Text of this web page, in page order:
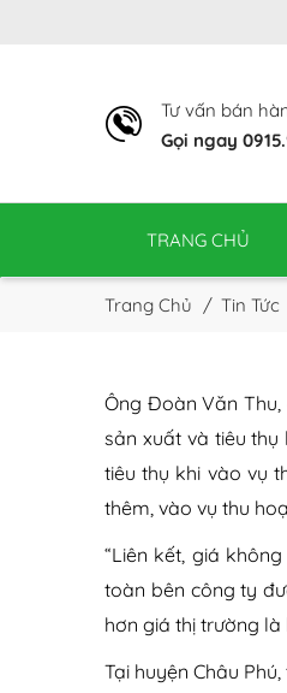
Tư vấn bán
Gọi ngay
TRANG CHỦ
Trang Chủ Tin Tức
Ông Đoàn Văn Thu,
sản xuất và tiêu
tiêu thụ khi vào vụ
thêm, vào vụ thu
“Liên kết, giá
toàn bên công ty
hơn giá thị trường
Tại huyện Châu